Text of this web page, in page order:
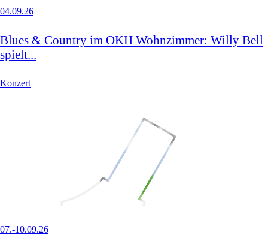
04.09.26
Blues & Country im OKH Wohnzimmer: Willy Bell
spielt...
Konzert
07.-10.09.26